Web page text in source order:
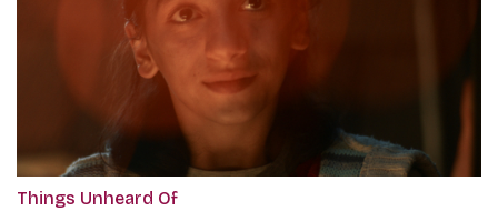
Things Unheard Of